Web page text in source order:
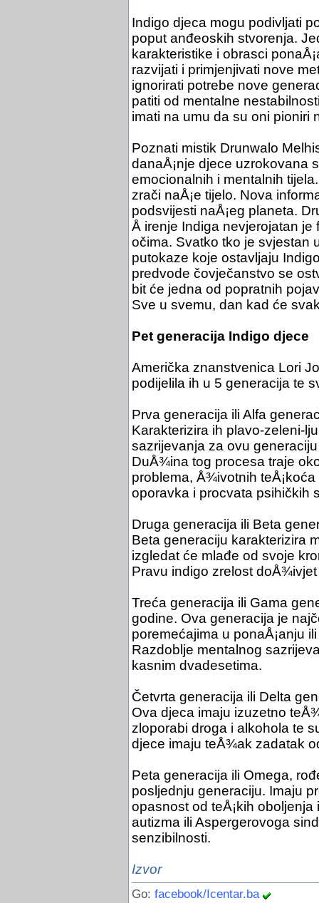
Indigo djeca mogu podivljati
poput anđeoskih stvorenja.
karakteristike i obrasci
razvijati i primjenjivati nove
ignorirati potrebe nove
patiti od mentalne
imati na umu da su oni pioniri
Poznati mistik Drunwalo
danaÅ¡nje djece uzrokovana
emocionalnih i mentalnih
zrači naÅ¡e tijelo. Nova
podsvijesti naÅ¡eg planeta.
Å irenje Indiga nevjerojatan je
očima. Svatko tko je svjestan
putokaze koje ostavljaju
predvode čovječanstvo se
bit će jedna od popratnih
Sve u svemu, dan kad će
Pet generacija Indigo djece
Američka znanstvenica Lori
podijelila ih u 5 generacija te
Prva generacija ili Alfa
Karakterizira ih plavo-zeleni-
sazrijevanja za ovu
DuÅ¾ina tog procesa traje
problema, Å¾ivotnih
oporavka i procvata psihičkih
Druga generacija ili Beta
Beta generaciju karakterizira
izgledat će mlađe od svoje
Pravu indigo zrelost
Treća generacija ili Gama
godine. Ova generacija je
poremećajima u ponaÅ¡anju
Razdoblje mentalnog
kasnim dvadesetima.
Četvrta generacija ili Delta
Ova djeca imaju izuzetno
zloporabi droga i alkohola te
djece imaju teÅ¾ak zadatak
Peta generacija ili Omega,
posljednju generaciju. Imaju
opasnost od teÅ¡kih
autizma ili Aspergerovoga
senzibilnosti.
Izvor
Go: facebook/Icentar.ba